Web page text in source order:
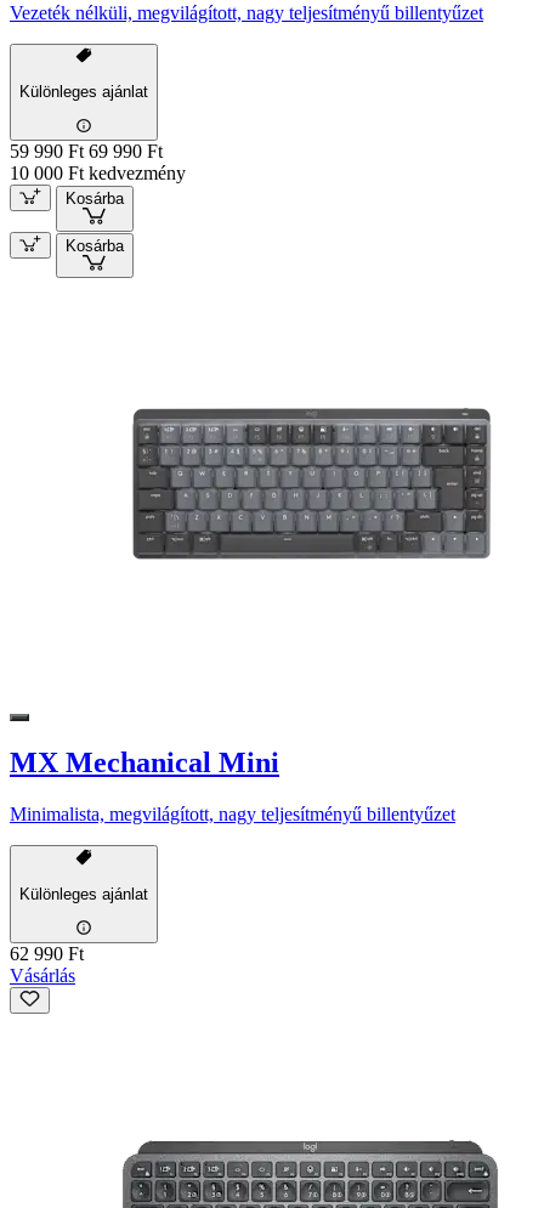
Vezeték nélküli, megvilágított, nagy teljesítményű billentyűzet
Különleges ajánlat
59 990 Ft 69 990 Ft
10 000 Ft kedvezmény
Kosárba
Kosárba
MX Mechanical Mini
Minimalista, megvilágított, nagy teljesítményű billentyűzet
Különleges ajánlat
62 990 Ft
Vásárlás